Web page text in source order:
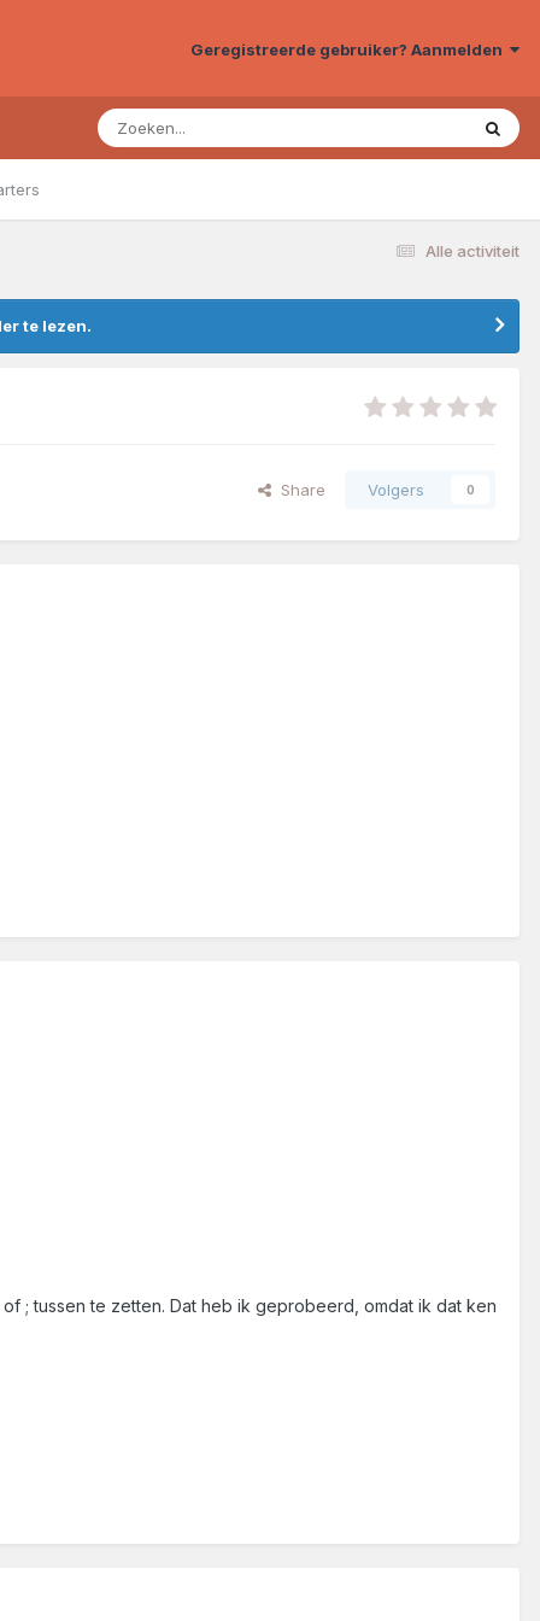
Geregistreerde gebruiker? Aanmelden
Alle activiteit
te lezen.
Share Volgers 0
; tussen te zetten. Dat heb ik geprobeerd, omdat ik dat ken